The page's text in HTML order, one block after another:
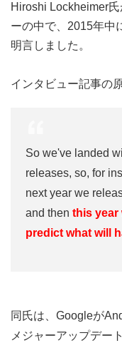
Hiroshi Lockheimer氏
ーの中で、2015年中
明言しました。
インタビュー記事の
So we've landed
releases, so, for
next year we
and then this year
predict what will
同氏は、Googleが
メジャーアップデー